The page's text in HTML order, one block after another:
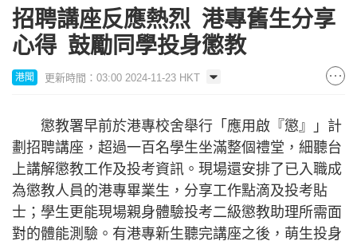
招聘講座反應熱烈 港專舊生分享
心得 鼓勵同學投身懲教
港聞 更新時間：03:00 2024-11-23 HKT
懲教署早前於港專校舍舉行「應用啟『懲』」計
劃招聘講座，超過一百名學生坐滿整個禮堂，細聽台
上講解懲教工作及投考資訊。現場還安排了已入職成
為懲教人員的港專畢業生，分享工作點滴及投考貼
士；學生更能現場親身體驗投考二級懲教助理所需面
對的體能測驗。有港專新生聽完講座之後，萌生投身